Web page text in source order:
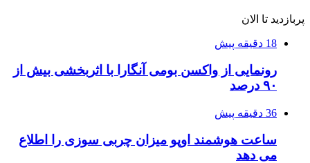
پربازدید تا الان
18 دقیقه پیش
رونمایی از واکسن بومی آنگارا با اثربخشی بیش از
۹۰ درصد
36 دقیقه پیش
ساعت هوشمند اوپو میزان چربی سوزی را اطلاع
می دهد